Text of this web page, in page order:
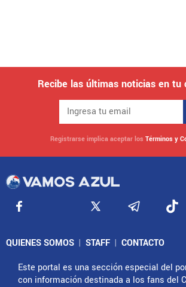
Recibe las últimas noticias en tu
Registrarse implica aceptar los Términos y
QUIENES SOMOS | STAFF | CONTACTO
Este portal es una sección especial del
con información destinada a los fans del